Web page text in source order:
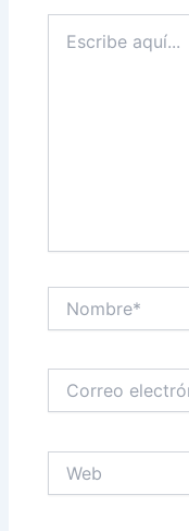
aquí...
electrónico*